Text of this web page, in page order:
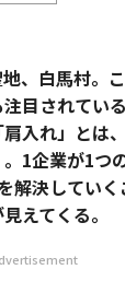
、白馬村。
目されてい
入れ」とは
1企業が1つ
解決してい
えてくる。